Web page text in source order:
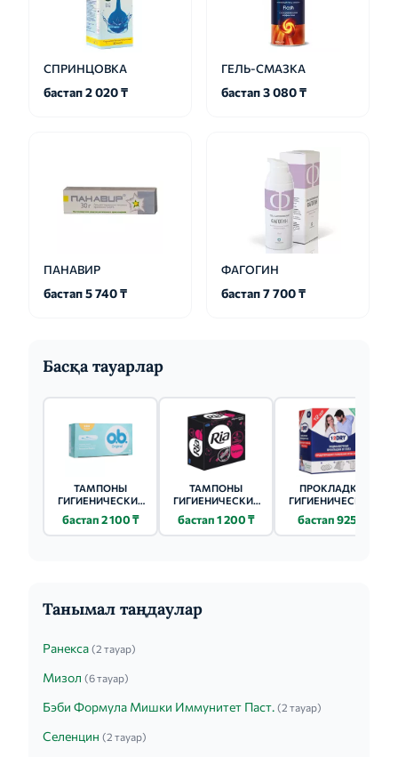
СПРИНЦОВКА
бастап 2 020 ₸
ГЕЛЬ-СМАЗКА
бастап 3 080 ₸
ПАНАВИР
бастап 5 740 ₸
ФАГОГИН
бастап 7 700 ₸
Басқа тауарлар
ТАМПОНЫ
ГИГИЕНИЧЕСКИЕ
SUPER PLUS 16 ШТ.
бастап 2 100 ₸
ТАМПОНЫ
ГИГИЕНИЧЕСКИЕ
SUPER PLUS 8 ШТ.
бастап 1 200 ₸
ПРОКЛАДКИ
ГИГИЕНИЧЕСКИЕ
ULTRA NORMAL 10
ШТ.
бастап 925 ₸
Танымал таңдаулар
Ранекса (2 тауар)
Мизол (6 тауар)
Бэби Формула Мишки Иммунитет Паст. (2 тауар)
Селенцин (2 тауар)